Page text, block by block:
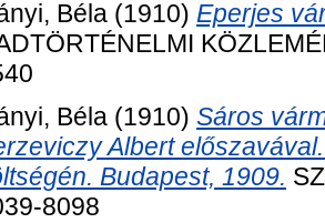
Béla (1910) Eperjes
Béla (1910) Sáros
Albert
Budapest, 1909.
8098